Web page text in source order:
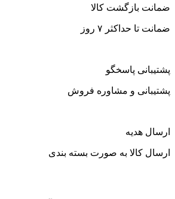
ضمانت بازگشت کالا
ضمانت تا حداکثر ۷ روز
پشتیبانی پاسخگو
پشتیبانی و مشاوره فروش
ارسال هدیه
ارسال کالا به صورت بسته بندی